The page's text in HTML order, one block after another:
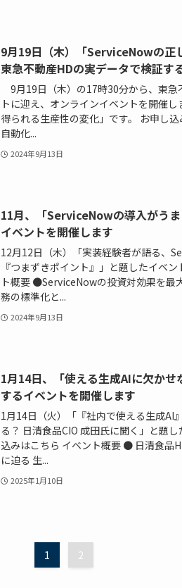
9月19日（木）「ServiceNowの正
東急不動産HDの実データで検証す
9月19日（木）の17時30分から、東急
トに迎え、オンラインイベントを開催
得られる生産性の変化」です。 お申し
自動化...
2024年9月13日
11月、「ServiceNowの導入がうま
イベントを開催します
12月12日（木）「実装経験者が語る、
『つまずきポイント』」と題したイベ
ト概要 ●ServiceNowの投資対効果を最
務の標準化と...
2024年9月13日
1月14日、「使える生成AIに欠か
するイベントを開催します
1月14日（火）「『社内で使える生成AI
る？ 日清食品CIO 成田氏に聞く」と題
込みはこちら イベント概要 ● 日清食品
に迫る 生...
2025年1月10日
1 2